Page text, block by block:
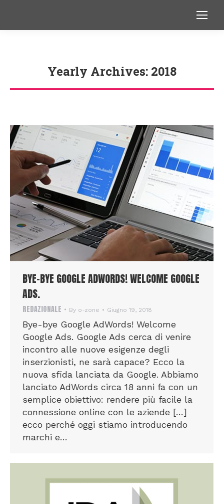
Yearly Archives: 2018
You are here:
BYE-BYE GOOGLE ADWORDS! WELCOME GOOGLE
ADS.
REDAZIONALE By o-zone Giugno 19, 2018
Bye-bye Google AdWords! Welcome
Google Ads. Google Ads cerca di venire
incontro alle nuove esigenze degli
inserzionisti, ne sarà capace? Ecco la
nuova sfida lanciata da Google. Abbiamo
lanciato AdWords circa 18 anni fa con un
semplice obiettivo: rendere più facile la
connessione online con le aziende […]
ecco perché oggi stiamo introducendo
marchi e…